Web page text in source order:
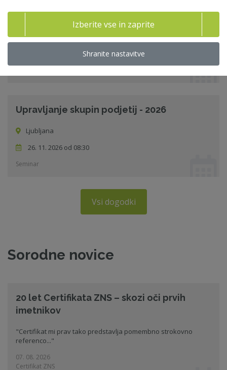
Izpit za pridobitev Certifikata ZNS
Ljubljana
01. 12. 2026 od 09:00
Upravljanje skupin podjetij - 2026
Ljubljana
26. 11. 2026 od 08:30
Seminar
Vsi dogodki
Sorodne novice
20 let Certifikata ZNS – skozi oči prvih
imetnikov
"Certifikat mi prav tako predstavlja pomembno strokovno
referenco..."
07. 08. 2026
Certifikat ZNS
Izberite vse in zaprite
Shranite nastavitve